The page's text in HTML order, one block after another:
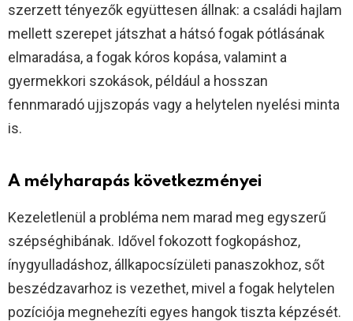
szerzett tényezők együttesen állnak: a családi hajlam
mellett szerepet játszhat a hátsó fogak pótlásának
elmaradása, a fogak kóros kopása, valamint a
gyermekkori szokások, például a hosszan
fennmaradó ujjszopás vagy a helytelen nyelési minta
is.
A mélyharapás következményei
Kezeletlenül a probléma nem marad meg egyszerű
szépséghibának. Idővel fokozott fogkopáshoz,
ínygyulladáshoz, állkapocsízületi panaszokhoz, sőt
beszédzavarhoz is vezethet, mivel a fogak helytelen
pozíciója megnehezíti egyes hangok tiszta képzését.